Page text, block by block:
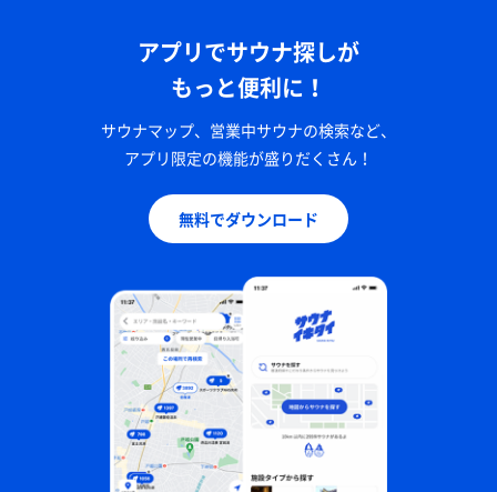
アプリでサウナ探しが
もっと便利に！
サウナマップ、営業中サウナの検索など、
アプリ限定の機能が盛りだくさん！
無料でダウンロード